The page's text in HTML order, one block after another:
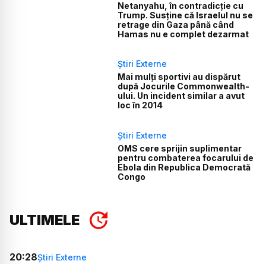
Netanyahu, în contradicție cu
Trump. Susține că Israelul nu se
retrage din Gaza până când
Hamas nu e complet dezarmat
Știri Externe
Mai mulți sportivi au dispărut
după Jocurile Commonwealth-
ului. Un incident similar a avut
loc în 2014
Știri Externe
OMS cere sprijin suplimentar
pentru combaterea focarului de
Ebola din Republica Democrată
Congo
ULTIMELE
20:28Știri Externe